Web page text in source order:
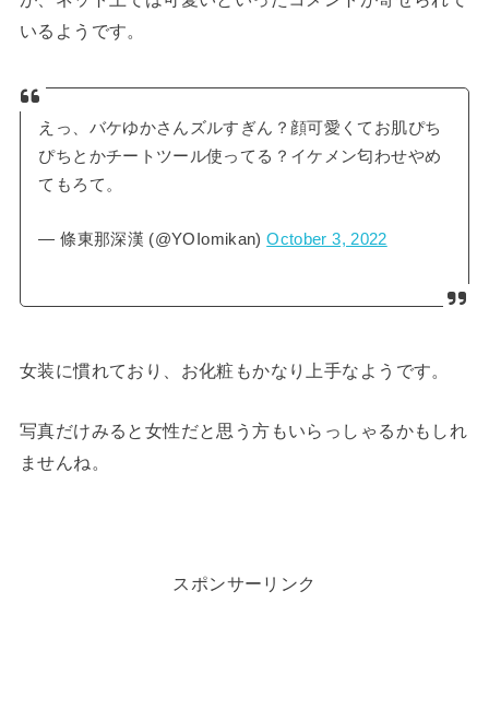
いるようです。
えっ、バケゆかさんズルすぎん？顔可愛くてお肌ぴち
ぴちとかチートツール使ってる？イケメン匂わせやめ
てもろて。
— 條東那深漢 (@YOIomikan)October 3, 2022
女装に慣れており、お化粧もかなり上手なようです。
写真だけみると女性だと思う方もいらっしゃるかもしれ
ませんね。
スポンサーリンク